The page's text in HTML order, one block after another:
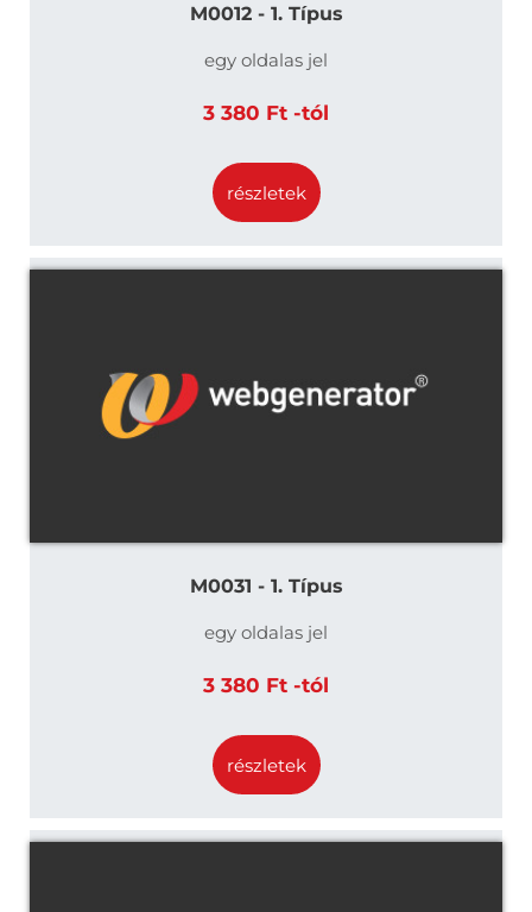
M0012 - 1. Típus
egy oldalas jel
3 380 Ft -tól
részletek
M0031 - 1. Típus
egy oldalas jel
3 380 Ft -tól
részletek